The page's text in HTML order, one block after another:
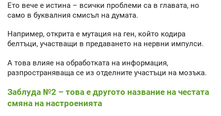
Ето вече е истина – всички проблеми са в главата, но
само в буквалния смисъл на думата.
Например, открита е мутация на ген, който кодира
белтъци, участващи в предаването на нервни импулси.
А това влияе на обработката на информация,
разпространяваща се из отделните участъци на мозъка.
Заблуда №2 – това е другото название на честата
смяна на настроенията